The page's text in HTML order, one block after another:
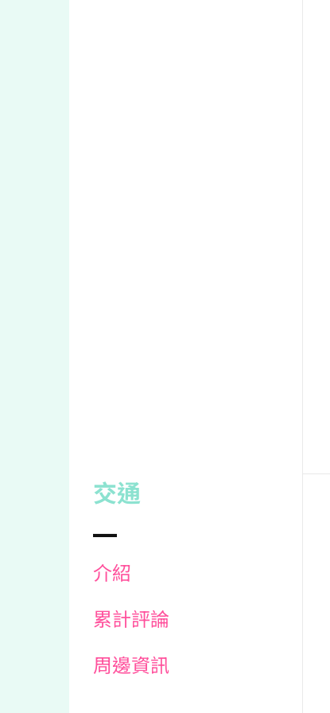
交通
介紹
累計評論
周邊資訊